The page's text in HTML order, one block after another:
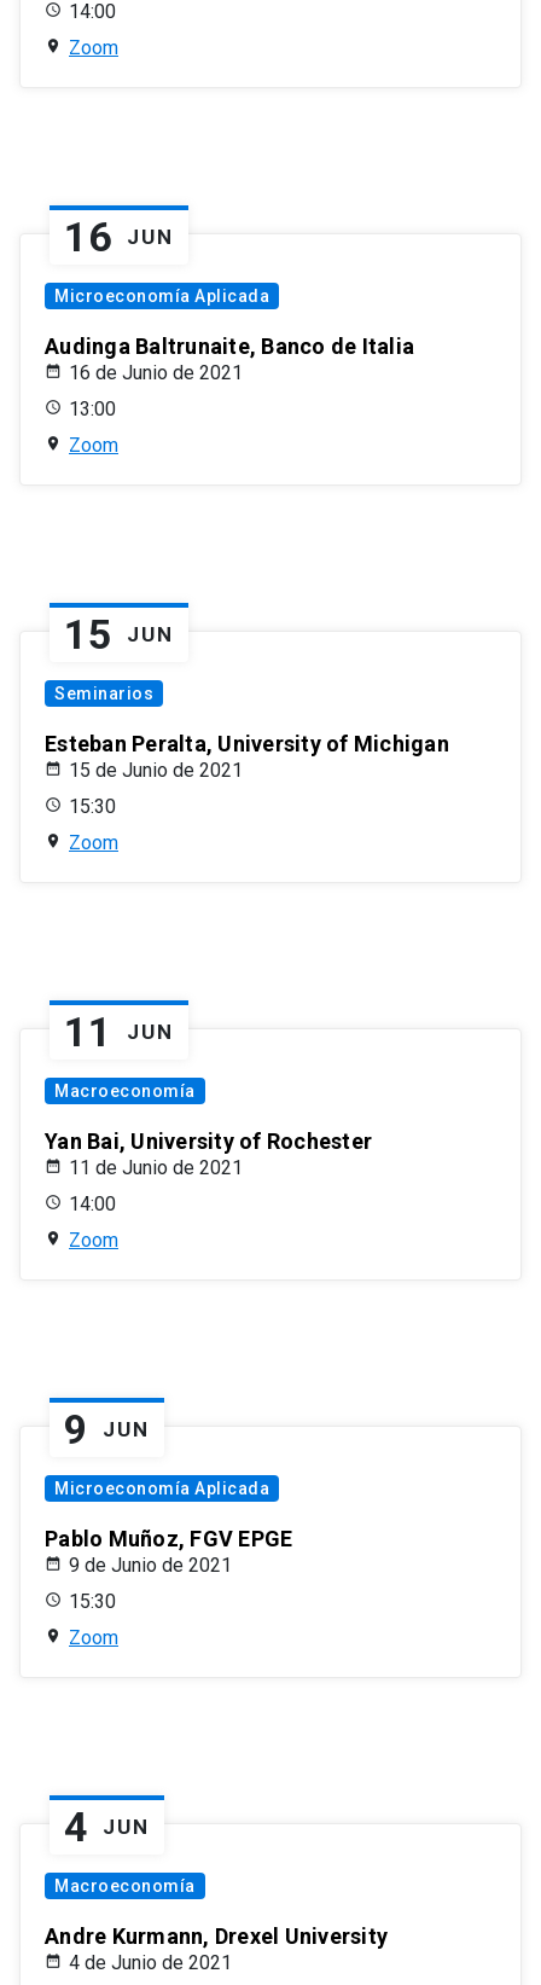
14:00
Zoom
16 JUN
Microeconomía Aplicada
Audinga Baltrunaite, Banco de Italia
16 de Junio de 2021
13:00
Zoom
15 JUN
Seminarios
Esteban Peralta, University of Michigan
15 de Junio de 2021
15:30
Zoom
11 JUN
Macroeconomía
Yan Bai, University of Rochester
11 de Junio de 2021
14:00
Zoom
9 JUN
Microeconomía Aplicada
Pablo Muñoz, FGV EPGE
9 de Junio de 2021
15:30
Zoom
4 JUN
Macroeconomía
Andre Kurmann, Drexel University
4 de Junio de 2021